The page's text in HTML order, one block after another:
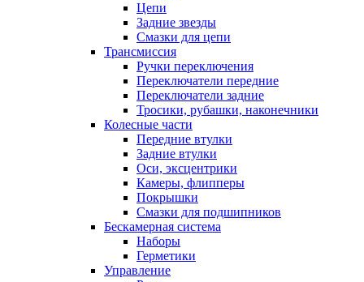
Цепи
Задние звезды
Смазки для цепи
Трансмиссия
Ручки переключения
Переключатели передние
Переключатели задние
Тросики, рубашки, наконечники
Колесные части
Передние втулки
Задние втулки
Оси, эксцентрики
Камеры, флипперы
Покрышки
Смазки для подшипников
Бескамерная система
Наборы
Герметики
Управление